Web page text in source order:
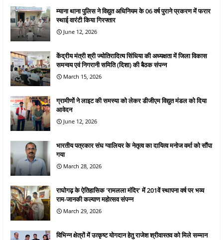
म्याना थाना पुलिस ने विद्युत अधिनियम के 06 वर्ष पुराने प्रकरण में फरार
स्थाई वारंटी किया गिरफ्तार
June 12, 2026
केंद्रीय मंत्री श्री ज्योतिरादित्य सिंधिया की अध्यक्षता में जिला विकास
समन्वय एवं निगरानी समिति (दिशा) की बैठक संपन्न
March 15, 2026
ग्रामीणों ने लाइट की समस्या को लेकर डीजीएम विद्युत मंडल को दिया
आवेदन
June 12, 2026
भारतीय पत्रकार संघ ग्वालियर के नेतृत्व का दायित्व मनोज वर्मा को सौंपा
गया
March 28, 2026
राघोगढ़ के ऐतिहासिक 'रामलला मंदिर' में 201वें स्थापना वर्ष पर भव्य
राम-जानकी कल्याण महोत्सव संपन्न
March 29, 2026
विभिन्न क्षेत्रों में उत्कृष्ट योगदान हेतु राजेश श्रीवास्तव को मिले सम्मान